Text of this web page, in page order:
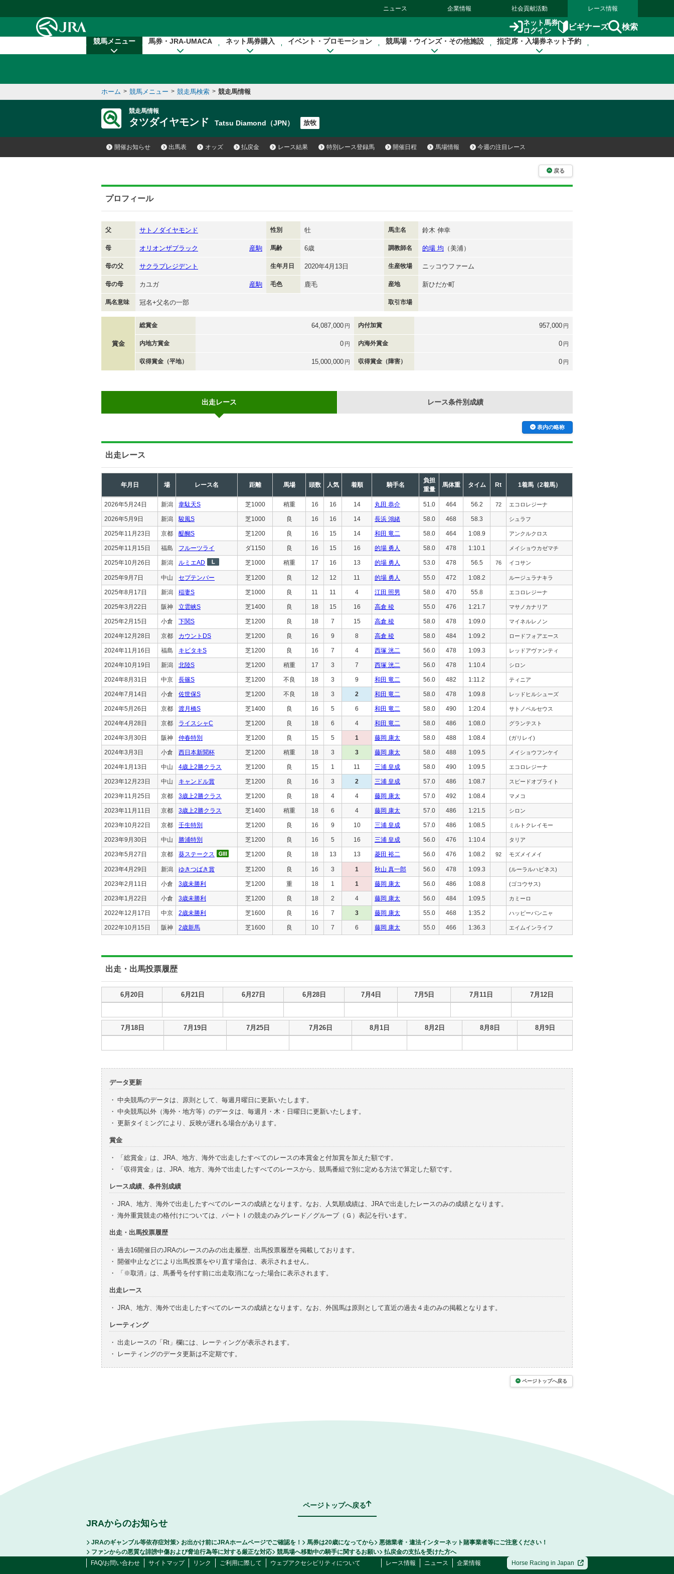
ニュース 企業情報 社会貢献活動 レース情報
ネット馬券
ログイン
ビギナーズ 検索
競馬メニュー 馬券・JRA-UMACA ネット馬券購入 イベント・プロモーション 競馬場・ウインズ・その他施設 指定席・入場券ネット予約
ホーム > 競馬メニュー > 競走馬検索 > 競走馬情報
競走馬情報
タツダイヤモンド Tatsu Diamond（JPN） 放牧
開催お知らせ 出馬表 オッズ 払戻金 レース結果 特別レース登録馬 開催日程 馬場情報 今週の注目レース
戻る
プロフィール
父 サトノダイヤモンド 性別 牡 馬主名 鈴木 伸幸
母 オリオンザブラック 産駒 馬齢 6歳 調教師名 的場 均 （美浦）
母の父 サクラプレジデント 生年月日 2020年4月13日 生産牧場 ニッコウファーム
母の母 カユガ 産駒 毛色 鹿毛 産地 新ひだか町
馬名意味 冠名+父名の一部 取引市場
賞金
総賞金 64,087,000 円 内付加賞 957,000 円
内地方賞金 0 円 内海外賞金 0 円
収得賞金（平地） 15,000,000 円 収得賞金（障害） 0 円
出走レース レース条件別成績
表内の略称
出走レース
年月日 場 レース名 距離 馬場 頭数 人気 着順 騎手名
負担
重量
馬体重 タイム Rt 1着馬（2着馬）
2026年5月24日 新潟 韋駄天S 芝1000 稍重 16 16 14 丸田 恭介 51.0 464 56.2 72 エコロレジーナ
2026年5月9日 新潟 駿風S 芝1000 良 16 16 14 長浜 鴻緒 58.0 468 58.3 シュラフ
2025年11月23日 京都 醍醐S 芝1200 良 16 15 14 和田 竜二 58.0 464 1:08.9 アンクルクロス
2025年11月15日 福島 フルーツライ ダ1150 良 16 15 16 的場 勇人 58.0 478 1:10.1 メイショウカゼマチ
2025年10月26日 新潟 ルミエAD 芝1000 稍重 17 16 13 的場 勇人 53.0 478 56.5 76 イコサン
2025年9月7日 中山 セプテンバー 芝1200 良 12 12 11 的場 勇人 55.0 472 1:08.2 ルージュラナキラ
2025年8月17日 新潟 稲妻S 芝1000 良 11 11 4 江田 照男 58.0 470 55.8 エコロレジーナ
2025年3月22日 阪神 立雲峡S 芝1400 良 18 15 16 高倉 稜 55.0 476 1:21.7 マサノカナリア
2025年2月15日 小倉 下関S 芝1200 良 18 7 15 高倉 稜 58.0 478 1:09.0 マイネルレノン
2024年12月28日 京都 カウントDS 芝1200 良 16 9 8 高倉 稜 58.0 484 1:09.2 ロードフォアエース
2024年11月16日 福島 キビタキS 芝1200 良 16 7 4 西塚 洸二 56.0 478 1:09.3 レッドアヴァンティ
2024年10月19日 新潟 北陸S 芝1200 稍重 17 3 7 西塚 洸二 56.0 478 1:10.4 シロン
2024年8月31日 中京 長篠S 芝1200 不良 18 3 9 和田 竜二 56.0 482 1:11.2 ティニア
2024年7月14日 小倉 佐世保S 芝1200 不良 18 3 2 和田 竜二 58.0 478 1:09.8 レッドヒルシューズ
2024年5月26日 京都 渡月橋S 芝1400 良 16 5 6 和田 竜二 58.0 490 1:20.4 サトノペルセウス
2024年4月28日 京都 ライスシャC 芝1200 良 18 6 4 和田 竜二 58.0 486 1:08.0 グランテスト
2024年3月30日 阪神 仲春特別 芝1200 良 15 5 1 藤岡 康太 58.0 488 1:08.4 (ガリレイ)
2024年3月3日 小倉 西日本新聞杯 芝1200 稍重 18 3 3 藤岡 康太 58.0 488 1:09.5 メイショウフンケイ
2024年1月13日 中山 4歳上2勝クラス 芝1200 良 15 1 11 三浦 皇成 58.0 490 1:09.5 エコロレジーナ
2023年12月23日 中山 キャンドル賞 芝1200 良 16 3 2 三浦 皇成 57.0 486 1:08.7 スピードオブライト
2023年11月25日 京都 3歳上2勝クラス 芝1200 良 18 4 4 藤岡 康太 57.0 492 1:08.4 マメコ
2023年11月11日 京都 3歳上2勝クラス 芝1400 稍重 18 6 4 藤岡 康太 57.0 486 1:21.5 シロン
2023年10月22日 京都 壬生特別 芝1200 良 16 9 10 三浦 皇成 57.0 486 1:08.5 ミルトクレイモー
2023年9月30日 中山 勝浦特別 芝1200 良 16 5 16 三浦 皇成 56.0 476 1:10.4 タリア
2023年5月27日 京都 葵ステークス 芝1200 良 18 13 13 菱田 裕二 56.0 476 1:08.2 92 モズメイメイ
2023年4月29日 新潟 ゆきつばき賞 芝1200 良 16 3 1 秋山 真一郎 56.0 478 1:09.3 (ルーラルハピネス)
2023年2月11日 小倉 3歳未勝利 芝1200 重 18 1 1 藤岡 康太 56.0 486 1:08.8 (ゴコウサス)
2023年1月22日 小倉 3歳未勝利 芝1200 良 18 2 4 藤岡 康太 56.0 484 1:09.5 カミーロ
2022年12月17日 中京 2歳未勝利 芝1600 良 16 7 3 藤岡 康太 55.0 468 1:35.2 ハッピーパンニャ
2022年10月15日 阪神 2歳新馬 芝1600 良 10 7 6 藤岡 康太 55.0 466 1:36.3 エイムインライフ
出走・出馬投票履歴
出走・出馬投票履歴
6月20日 6月21日 6月27日 6月28日 7月4日 7月5日 7月11日 7月12日
出走・出馬投票履歴
7月18日 7月19日 7月25日 7月26日 8月1日 8月2日 8月8日 8月9日
データ更新
・ 中央競馬のデータは、原則として、毎週月曜日に更新いたします。
・ 中央競馬以外（海外・地方等）のデータは、毎週月・木・日曜日に更新いたします。
・ 更新タイミングにより、反映が遅れる場合があります。
賞金
・
「総賞金」は、JRA、地方、海外で出走したすべてのレースの本賞金と付加賞を加えた額です。
・
「収得賞金」は、JRA、地方、海外で出走したすべてのレースから、競馬番組で別に定める方法で算定した額です。
レース成績、条件別成績
・ JRA、地方、海外で出走したすべてのレースの成績となります。なお、人気順成績は、JRAで出走したレースのみの成績となります。
・ 海外重賞競走の格付けについては、パートⅠの競走のみグレード／グループ（Ｇ）表記を行います。
出走・出馬投票履歴
・ 過去16開催日のJRAのレースのみの出走履歴、出馬投票履歴を掲載しております。
・ 開催中止などにより出馬投票をやり直す場合は、表示されません。
・
「※取消」は、馬番号を付す前に出走取消になった場合に表示されます。
出走レース
・ JRA、地方、海外で出走したすべてのレースの成績となります。なお、外国馬は原則として直近の過去４走のみの掲載となります。
レーティング
・ 出走レースの「Rt」欄には、レーティングが表示されます。
・
レーティングのデータ更新は不定期です。
ページトップへ戻る
ページトップへ戻る
JRAからのお知らせ
JRAのギャンブル等依存症対策 お出かけ前にJRAホームページでご確認を！ 馬券は20歳になってから
悪徳業者・違法インターネット賭事業者等にご注意ください！
ファンからの悪質な誹謗中傷および脅迫行為等に対する厳正な対応
競馬場へ移動中の騎手に関するお願い
払戻金の支払を受けた方へ
FAQ/お問い合わせ
サイトマップ リンク ご利用に際して ウェブアクセシビリティについて レース情報 ニュース 企業情報 Horse Racing in Japan